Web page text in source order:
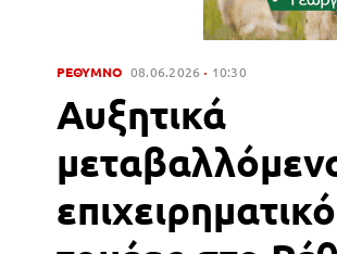
ΡΕΘΥΜΝΟ 08.06.2026 10:30
Αυξητικά